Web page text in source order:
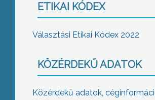
ETIKAI KÓDEX
Választási Etikai Kódex 2022
KÖZÉRDEKŰ ADATOK
Közérdekű adatok,